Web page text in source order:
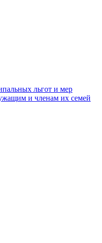
льгот и мер
и членам их семей